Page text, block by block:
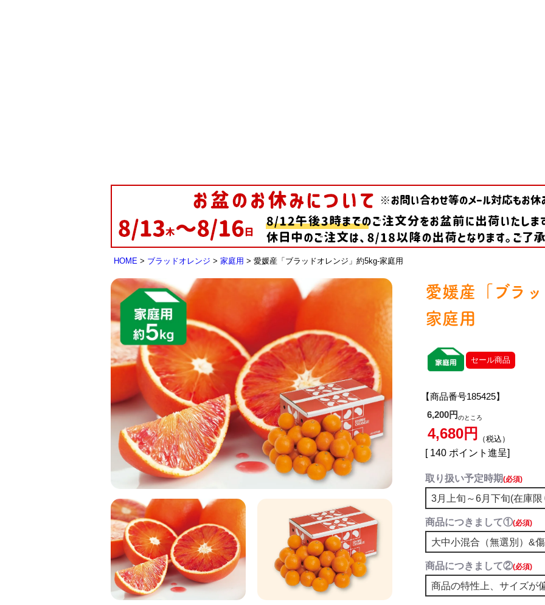
HOME ブラッドオレンジ 家庭用 愛媛産「ブラッドオレンジ」約5kg-家庭用
愛媛産「ブラ
家庭用
セール商品
【商品番号185425】
6,200
のところ
4,680 税込
140 ポイント進呈]
取り扱い予定時期(必須)
商品につきまして①(必須)
商品につきまして②(必須)